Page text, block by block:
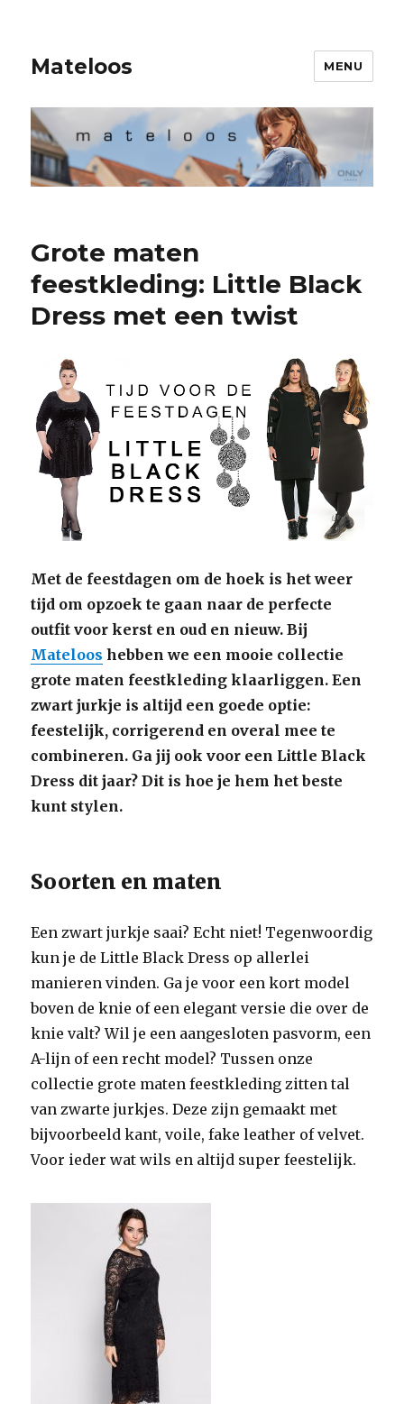
Mateloos MENU
Grote maten
feestkleding: Little Black
Dress met een twist
Met de feestdagen om de hoek is het weer
tijd om opzoek te gaan naar de perfecte
outfit voor kerst en oud en nieuw. Bij
Mateloos hebben we een mooie collectie
grote maten feestkleding klaarliggen. Een
zwart jurkje is altijd een goede optie:
feestelijk, corrigerend en overal mee te
combineren. Ga jij ook voor een Little Black
Dress dit jaar? Dit is hoe je hem het beste
kunt stylen.
Soorten en maten
Een zwart jurkje saai? Echt niet! Tegenwoordig
kun je de Little Black Dress op allerlei
manieren vinden. Ga je voor een kort model
boven de knie of een elegant versie die over de
knie valt? Wil je een aangesloten pasvorm, een
A-lijn of een recht model? Tussen onze
collectie grote maten feestkleding zitten tal
van zwarte jurkjes. Deze zijn gemaakt met
bijvoorbeeld kant, voile, fake leather of velvet.
Voor ieder wat wils en altijd super feestelijk.